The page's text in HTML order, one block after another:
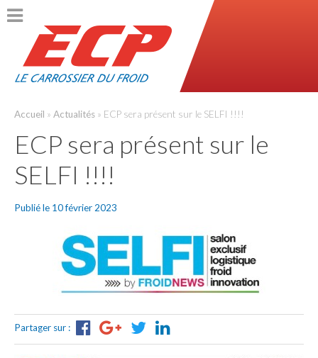
ACCUEIL
L’entreprise
Règlementation et certifications
L’innovation
PRODUITS
Véhicules disponibles
Accueil » Actualités » ECP sera présent sur le SELFI !!!!
ECP sera présent sur le
SELFI !!!!
Publié le 10 février 2023
Partager sur :